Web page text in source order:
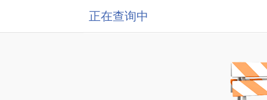
正在查询中